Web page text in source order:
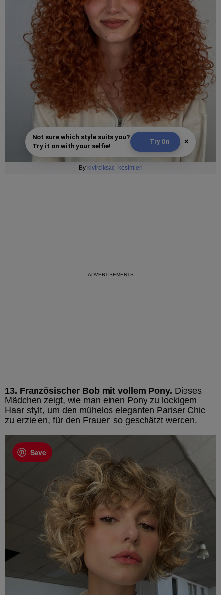
Not sure which style suits you?
Try it on with your selfie!
Try On ×
By kivirciksac_kesimleri
13. Französischer Bob mit vollem Pony. Dieses
Mädchen zeigt, wie man einen Pony zu lockigem
Haar stylt, um den mühelos eleganten Pariser Chic
zu erzielen, für den Frauen so geschätzt werden.
Save